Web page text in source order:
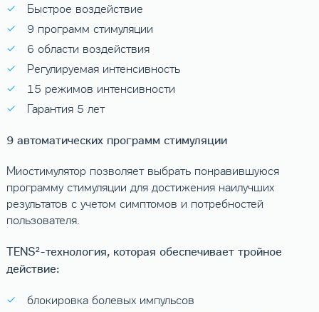
Быстрое воздействие
9 программ стимуляции
6 области воздействия
Регулируемая интенсивность
15 режимов интенсивности
Гарантия 5 лет
9 автоматических программ стимуляции
Миостимулятор позволяет выбрать понравившуюся
программу стимуляции для достижения наилучших
результатов с учетом симптомов и потребностей
пользователя.
TENS²-технология, которая обеспечивает тройное
действие:
блокировка болевых импульсов